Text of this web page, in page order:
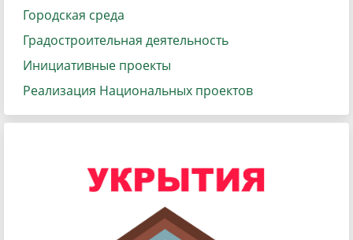
Городская среда
Градостроительная деятельность
Инициативные проекты
Реализация Национальных проектов